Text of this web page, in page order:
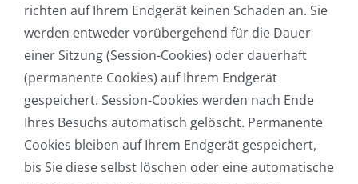
richten auf Ihrem Endgerät keinen Schaden an. Sie
werden entweder vorübergehend für die Dauer
einer Sitzung (Session-Cookies) oder dauerhaft
(permanente Cookies) auf Ihrem Endgerät
gespeichert. Session-Cookies werden nach Ende
Ihres Besuchs automatisch gelöscht. Permanente
Cookies bleiben auf Ihrem Endgerät gespeichert,
bis Sie diese selbst löschen oder eine automatische